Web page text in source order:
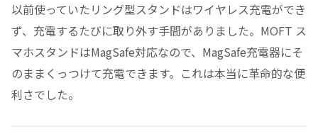
以前使っていたリング型スタンドはワイヤレス充電ができ
ず、充電するたびに取り外す手間がありました。MOFT ス
マホスタンドはMagSafe対応なので、MagSafe充電器にそ
のままくっつけて充電できます。これは本当に革命的な便
利さでした。